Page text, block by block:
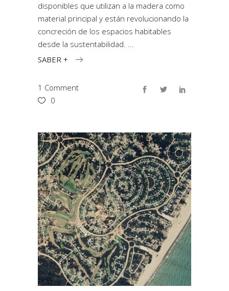
disponibles que utilizan a la madera como
material principal y están revolucionando la
concreción de los espacios habitables
desde la sustentabilidad.
SABER +
1 Comment
0